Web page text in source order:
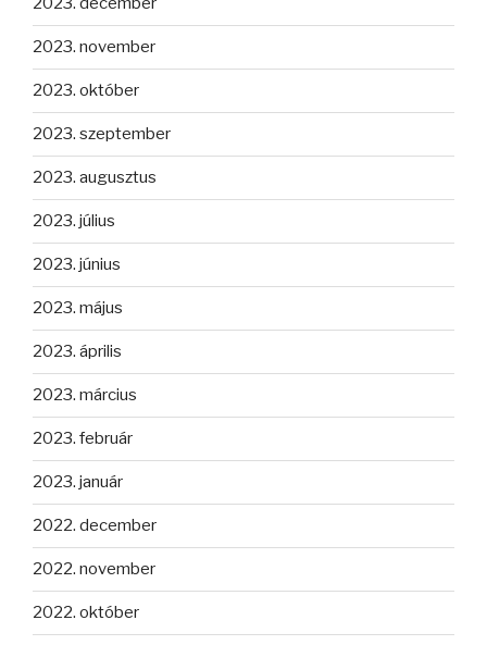
2023. november
2023. október
2023. szeptember
2023. augusztus
2023. július
2023. június
2023. május
2023. április
2023. március
2023. február
2023. január
2022. december
2022. november
2022. október